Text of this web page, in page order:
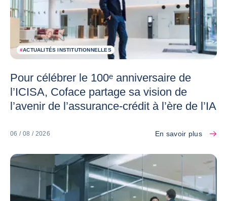
#ACTUALITÉS INSTITUTIONNELLES
Pour célébrer le 100ᵉ anniversaire de
l’ICISA, Coface partage sa vision de
l’avenir de l’assurance-crédit à l’ère de l’IA
06 / 08 / 2026 En savoir plus